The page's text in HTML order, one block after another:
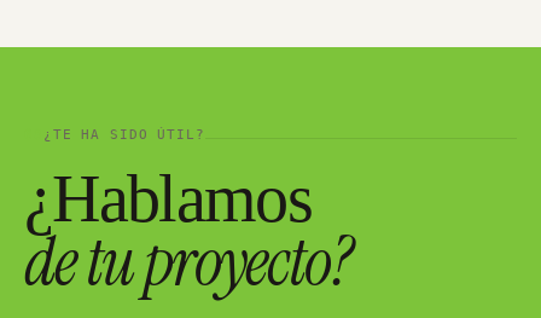
¿TE HA SIDO ÚTIL?
¿Hablamos
de tu proyecto?